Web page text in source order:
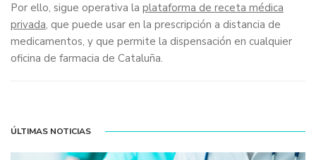
Por ello, sigue operativa la plataforma de receta médica
privada, que puede usar en la prescripción a distancia de
medicamentos, y que permite la dispensación en cualquier
oficina de farmacia de Cataluña.
ÚLTIMAS NOTICIAS